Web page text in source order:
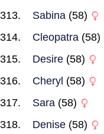
Sabina (58)
Cleopatra (58)
Desire (58)
Cheryl (58)
Sara (58)
Denise (58)